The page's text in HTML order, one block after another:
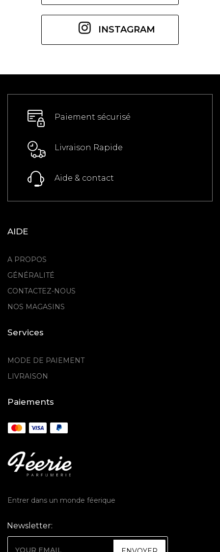
INSTAGRAM
Paiement sécurisé
Livraison Rapide
Aide & contact
AIDE
A PROPOS
GÉNÉRALITÉ
CONTACTEZ-NOUS
NOS MAGASINS
Services
MODE DE PAIEMENT
LIVRAISON
Paiements
Entrer dans un monde féerique
Newsletter: